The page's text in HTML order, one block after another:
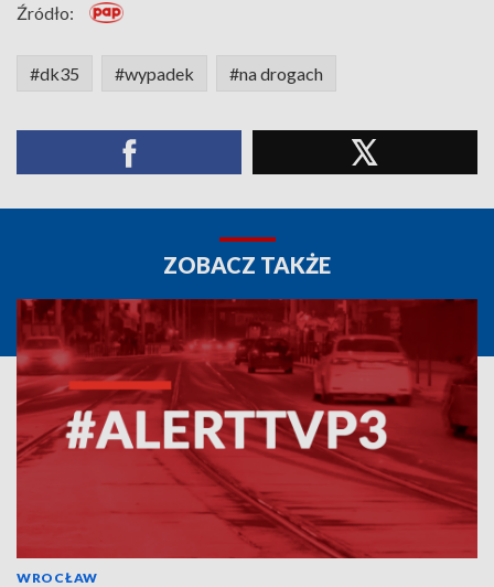
Źródło:
#dk35 #wypadek #na drogach
ZOBACZ TAKŻE
WROCŁAW